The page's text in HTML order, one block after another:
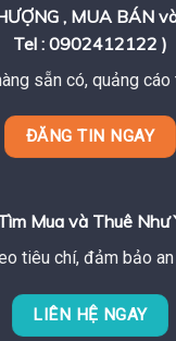
, MUA BÁN
Tel : 0902412122 )
sẵn có, quảng
ĐĂNG TIN NGAY
Mua và Thuê Như
tiêu chí, đảm bảo
LIÊN HỆ NGAY